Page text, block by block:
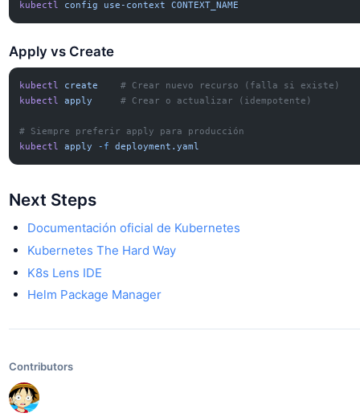
kubectl config use-context CONTEXT_NAME
Apply vs Create
kubectl create
    # Crear nuevo recurso (falla si existe)
kubectl
apply
     # Crear o actualizar (idempotente)
# Siempre preferir apply para producción
kubectl
apply -f deployment.yaml
Next Steps
Documentación oficial de Kubernetes
Kubernetes The Hard Way
K8s Lens IDE
Helm Package Manager
Contributors